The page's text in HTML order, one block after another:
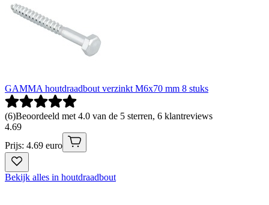
GAMMA houtdraadbout verzinkt M6x70 mm 8 stuks
(6)Beoordeeld met 4.0 van de 5 sterren, 6 klantreviews
4.69
Prijs: 4.69 euro
Bekijk alles in houtdraadbout